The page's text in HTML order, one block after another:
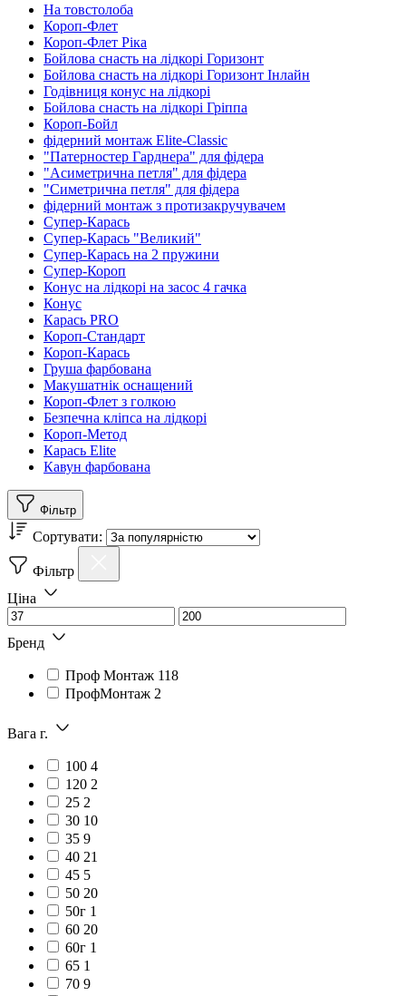
На товстолоба
Короп-Флет
Короп-Флет Ріка
Бойлова снасть на лідкорі Горизонт
Бойлова снасть на лідкорі Горизонт Інлайн
Годівниця конус на лідкорі
Бойлова снасть на лідкорі Гріппа
Короп-Бойл
фідерний монтаж Elite-Classic
"Патерностер Гарднера" для фідера
"Асиметрична петля" для фідера
"Симетрична петля" для фідера
фідерний монтаж з протизакручувачем
Cупер-Карась
Супер-Карась "Великий"
Супер-Карась на 2 пружини
Супер-Короп
Конус на лідкорі на засос 4 гачка
Конус
Карась PRO
Короп-Стандарт
Короп-Карась
Груша фарбована
Макушатнік оснащений
Короп-Флет з голкою
Безпечна кліпса на лідкорі
Короп-Метод
Карась Elite
Кавун фарбована
Фільтр
Сортувати:
Фільтр
Ціна
Бренд
Проф Монтаж 118
ПрофМонтаж 2
Вага г.
100 4
120 2
25 2
30 10
35 9
40 21
45 5
50 20
50г 1
60 20
60г 1
65 1
70 9